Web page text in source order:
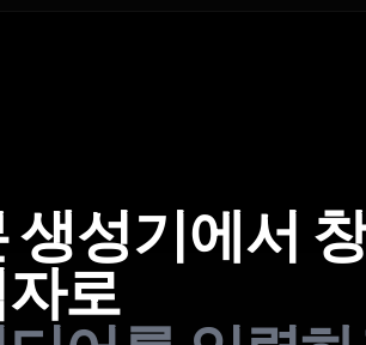
생성기에서
로